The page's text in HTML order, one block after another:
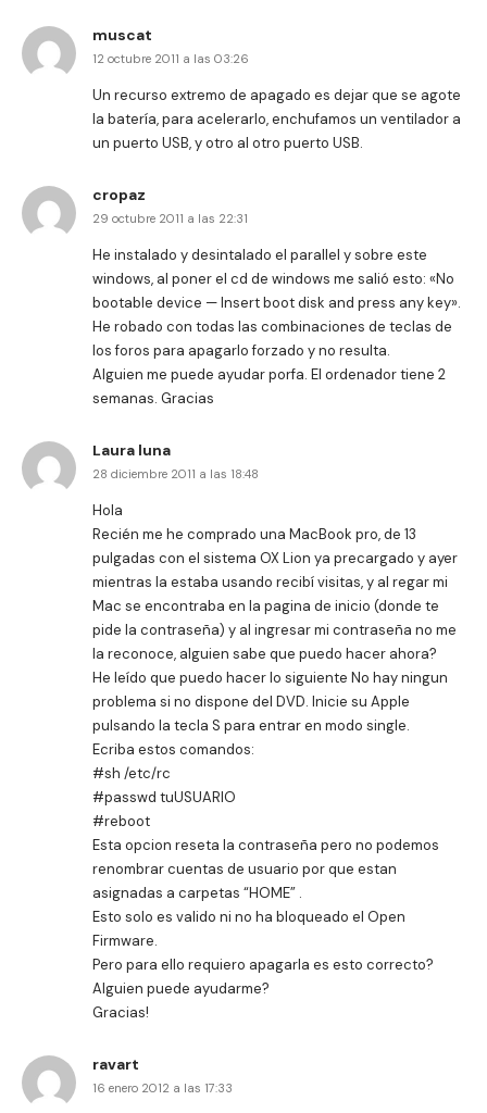
muscat
12 octubre 2011 a las 03:26
Un recurso extremo de apagado es dejar que se agote
la batería, para acelerarlo, enchufamos un ventilador a
un puerto USB, y otro al otro puerto USB.
cropaz
29 octubre 2011 a las 22:31
He instalado y desintalado el parallel y sobre este
windows, al poner el cd de windows me salió esto: «No
bootable device — Insert boot disk and press any key».
He robado con todas las combinaciones de teclas de
los foros para apagarlo forzado y no resulta.
Alguien me puede ayudar porfa. El ordenador tiene 2
semanas. Gracias
Laura luna
28 diciembre 2011 a las 18:48
Hola
Recién me he comprado una MacBook pro, de 13
pulgadas con el sistema OX Lion ya precargado y ayer
mientras la estaba usando recibí visitas, y al regar mi
Mac se encontraba en la pagina de inicio (donde te
pide la contraseña) y al ingresar mi contraseña no me
la reconoce, alguien sabe que puedo hacer ahora?
He leído que puedo hacer lo siguiente No hay ningun
problema si no dispone del DVD. Inicie su Apple
pulsando la tecla S para entrar en modo single.
Ecriba estos comandos:
#sh /etc/rc
#passwd tuUSUARIO
#reboot
Esta opcion reseta la contraseña pero no podemos
renombrar cuentas de usuario por que estan
asignadas a carpetas “HOME” .
Esto solo es valido ni no ha bloqueado el Open
Firmware.
Pero para ello requiero apagarla es esto correcto?
Alguien puede ayudarme?
Gracias!
ravart
16 enero 2012 a las 17:33